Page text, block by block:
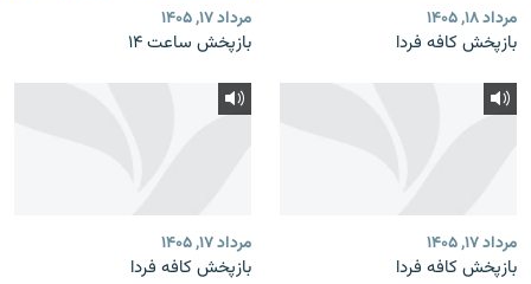
مرداد ۱۸, ۱۴۰۵
بازپخش کافه فردا
مرداد ۱۷, ۱۴۰۵
بازپخش ساعت ۱۴
مرداد ۱۷, ۱۴۰۵
بازپخش کافه فردا
مرداد ۱۷, ۱۴۰۵
بازپخش کافه فردا